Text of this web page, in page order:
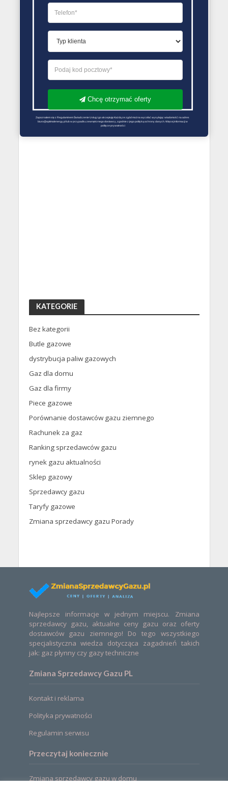
KATEGORIE
Bez kategorii
Butle gazowe
dystrybucja paliw gazowych
Gaz dla domu
Gaz dla firmy
Piece gazowe
Porównanie dostawców gazu ziemnego
Rachunek za gaz
Ranking sprzedawców gazu
rynek gazu aktualności
Sklep gazowy
Sprzedawcy gazu
Taryfy gazowe
Zmiana sprzedawcy gazu Porady
Najlepsze informacje w jednym miejscu. Zmiana
sprzedawcy gazu, aktualne ceny gazu oraz oferty
dostawców gazu ziemnego! Do tego wszystkiego
specjalistyczna wiedza dotycząca zagadnień takich
jak: gaz płynny czy gazy techniczne
Zmiana Sprzedawcy Gazu PL
Kontakt i reklama
Polityka prywatności
Regulamin serwisu
Przeczytaj koniecznie
Zmiana sprzedawcy gazu w domu
Chcę otrzymać oferty
Zapoznałem się z Regulaminem Świadczenie Usług i go akceptuję Każdą ze zgód można wycofać wysyłając wiadomość na adres
biuro@optimalenergy.pl lub w przypadku zewnętrznego dostawcy, zgodnie z jego polityką ochrony danych. Więcej informacji w
polityce prywatności